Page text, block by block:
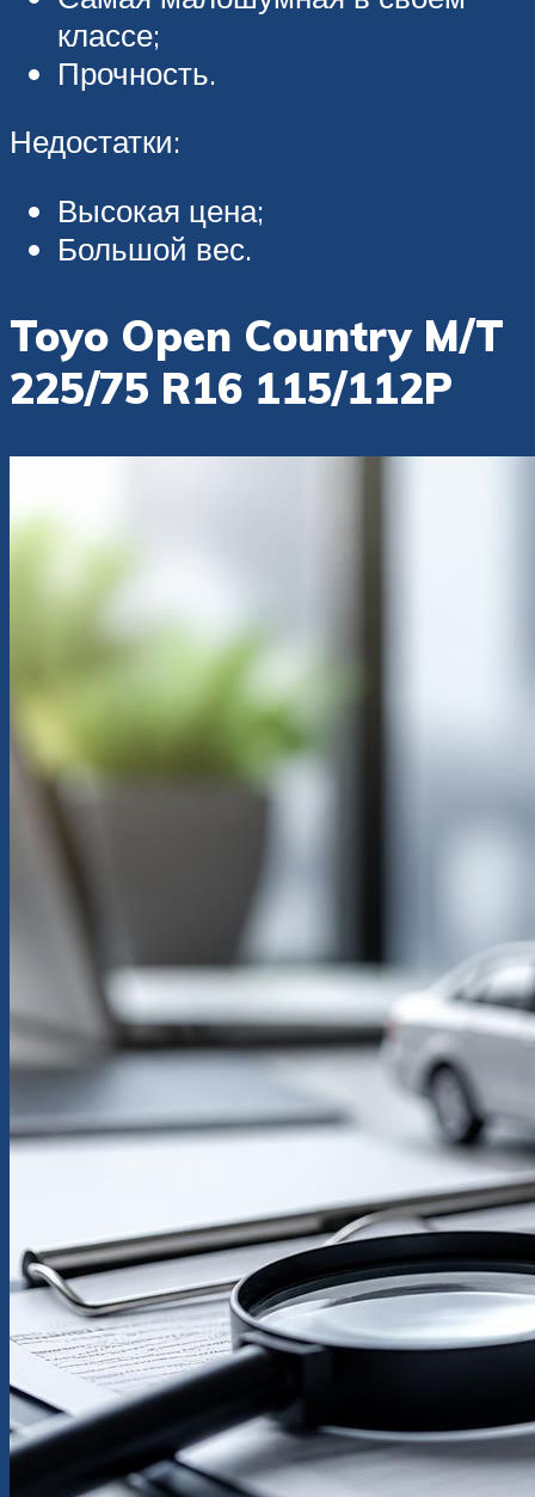
классе;
Прочность.
Недостатки:
Высокая цена;
Большой вес.
Toyo Open Country M/T
225/75 R16 115/112P